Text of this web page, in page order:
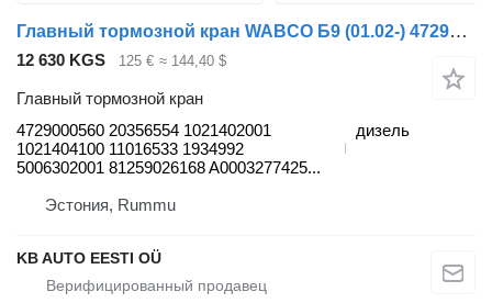
Главный тормозной кран WABCO Б9 (01.02-) 4729000560 для автобуса Volvo B6, B7, B9, B10, B12 bus (1978-2011)
12 630 KGS 125 € ≈ 144,40 $
Главный тормозной кран
4729000560 20356554 1021402001
1021404100 11016533 1934992
5006302001 81259026168 A0003277425...
дизель
Эстония, Rummu
KB AUTO EESTI OÜ